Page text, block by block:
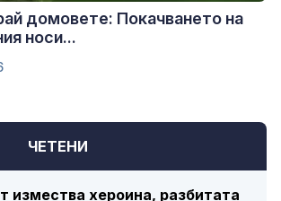
ЧЕТЕНИ
измества хероина, разбитата
домовете: Покачването на
носи...